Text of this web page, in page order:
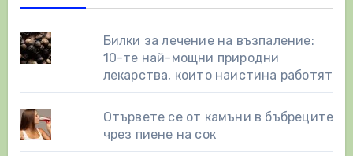
Билки за лечение на възпаление:
10-те най-мощни природни
лекарства, които наистина работят
Отървете се от камъни в бъбреците
чрез пиене на сок